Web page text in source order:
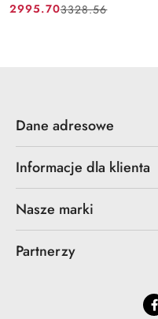
Cena
2995.70
Cena
3328.56
Dane adresowe
Informacje dla klienta
Nasze marki
Partnerzy